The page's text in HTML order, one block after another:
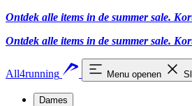
Ontdek alle items in de summer sale.
Ontdek alle items in de summer sale.
All4running Menu openen
Dames